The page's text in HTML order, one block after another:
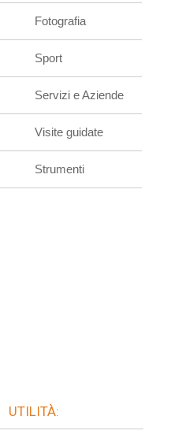
Fotografia
Sport
Servizi e Aziende
Visite guidate
Strumenti
UTILITÀ: